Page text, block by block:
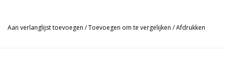
Aan verlanglijst toevoegen /Toevoegen om te vergelijken /Afdrukken